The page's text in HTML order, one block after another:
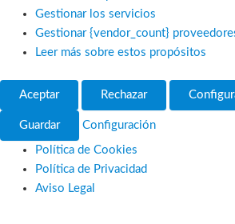
Gestionar los servicios
Gestionar {vendor_count}
Leer más sobre estos propósitos
Aceptar Rechazar
Guardar Configuración
Política de Cookies
Política de Privacidad
Aviso Legal